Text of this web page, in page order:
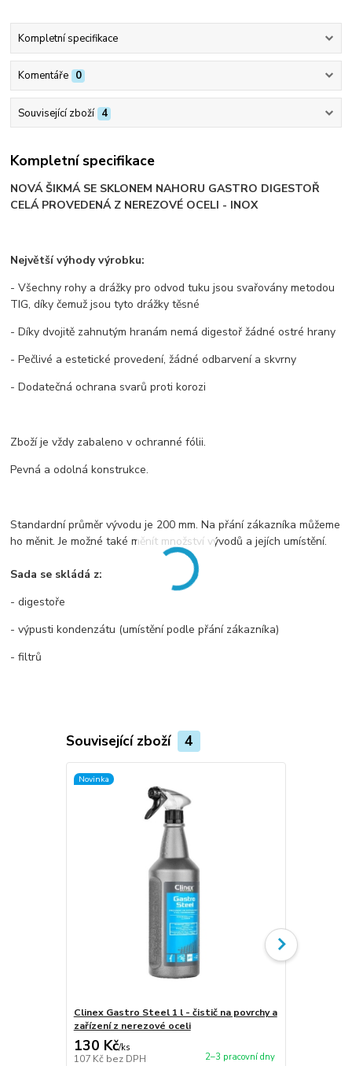
Kompletní specifikace
Komentáře 0
Související zboží 4
Kompletní specifikace
NOVÁ ŠIKMÁ SE SKLONEM NAHORU GASTRO DIGESTOŘ
CELÁ PROVEDENÁ Z NEREZOVÉ OCELI - INOX
Největší výhody výrobku:
- Všechny rohy a drážky pro odvod tuku jsou svařovány metodou
TIG, díky čemuž jsou tyto drážky těsné
- Díky dvojitě zahnutým hranám nemá digestoř žádné ostré hrany
- Pečlivé a estetické provedení, žádné odbarvení a skvrny
- Dodatečná ochrana svarů proti korozi
Zboží je vždy zabaleno v ochranné fólii.
Pevná a odolná konstrukce.
Standardní průměr vývodu je 200 mm. Na přání zákazníka můžeme
ho měnit. Je možné také měnít množství vývodů a jejích umístění.
Sada se skládá z:
- digestoře
- výpusti kondenzátu (umístění podle přání zákazníka)
- filtrů
Související zboží 4
Novinka
Clinex Gastro Steel 1 l - čistič na povrchy a
zařízení z nerezové oceli
130 Kč/ks
107 Kč bez DPH 2–3 pracovní dny